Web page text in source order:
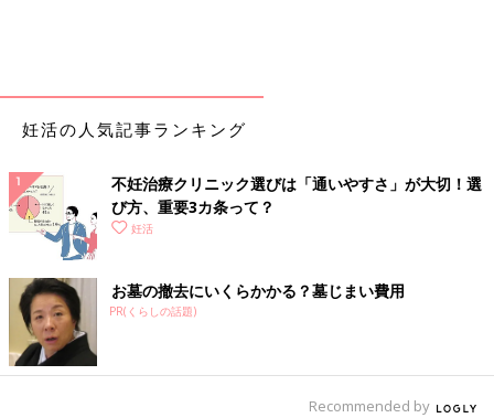
妊活の人気記事ランキング
不妊治療クリニック選びは「通いやすさ」が大切！選
び方、重要3カ条って？
妊活
お墓の撤去にいくらかかる？墓じまい費用
PR(くらしの話題)
Recommended by